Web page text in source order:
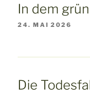
In dem
24. MAI 2026
Die